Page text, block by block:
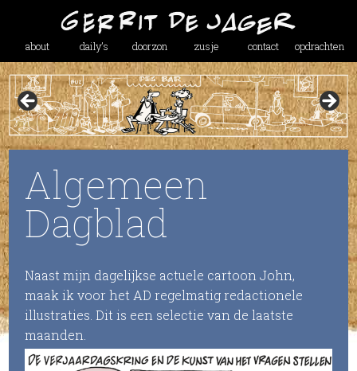
about daily’s doorzon zusje contact opdrachten
Algemeen
Dagblad
Naast mijn dagelijkse actuele cartoon John,
maak ik voor het AD regelmatig redactionele
illustraties. Dit is een selectie van de laatste
maanden.